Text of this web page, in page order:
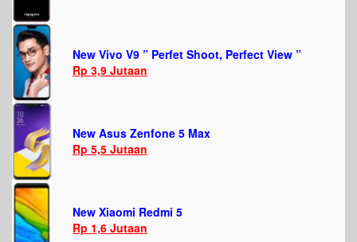
New Vivo V9 ” Perfet Shoot, Perfect View ”
Rp 3,9 Jutaan
New Asus Zenfone 5 Max
Rp 5,5 Jutaan
New Xiaomi Redmi 5
Rp 1,6 Jutaan